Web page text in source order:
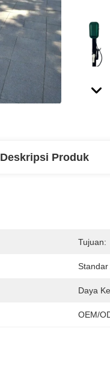
Deskripsi Produk
Tujuan:
Standar
Daya
OEM/